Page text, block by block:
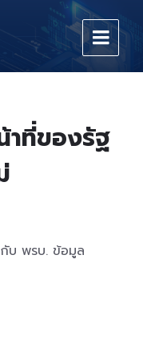
าที่ของรัฐ
บ พรบ. ข้อมูล